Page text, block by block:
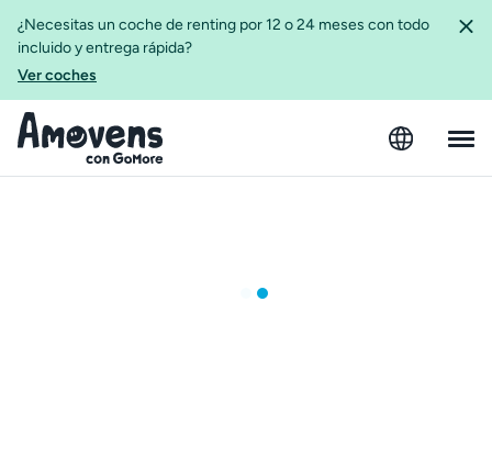
¿Necesitas un coche de renting por 12 o 24 meses con todo
incluido y entrega rápida?
Ver coches